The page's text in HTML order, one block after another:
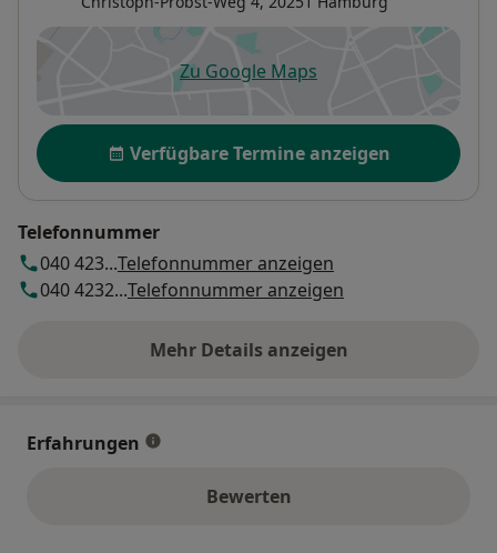
Zu Google Mapsöffnet in einer neuen
Verfügbarkeit
Verfügbare Termine anzeigen
Telefonnummer
040 423...Telefonnummer anzeigen
040 4232...Telefonnummer anzeigen
Mehr Details anzeigen
über die Adresse
Erfahrungen
Bewerten